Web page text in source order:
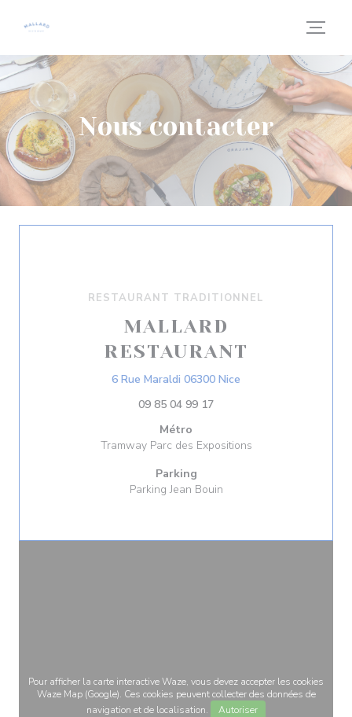
Nous contacter
RESTAURANT TRADITIONNEL
MALLARD
RESTAURANT
6 Rue Maraldi 06300 Nice
09 85 04 99 17
Métro
Tramway Parc des Expositions
Parking
Parking Jean Bouin
Pour afficher la carte interactive Waze, vous devez accepter les cookies
Waze Map (Google). Ces cookies peuvent collecter des données de
navigation et de localisation.
Autoriser